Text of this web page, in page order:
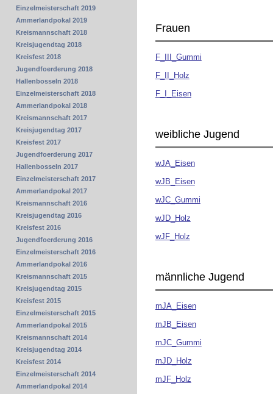
Frauen
F_III_Gummi
F_II_Holz
F_I_Eisen
weibliche Jugend
wJA_Eisen
wJB_Eisen
wJC_Gummi
wJD_Holz
wJF_Holz
männliche Jugend
mJA_Eisen
mJB_Eisen
mJC_Gummi
mJD_Holz
mJF_Holz
Einzelmeisterschaft 2019
Ammerlandpokal 2019
Kreismannschaft 2018
Kreisjugendtag 2018
Kreisfest 2018
Jugendfoerderung 2018
Hallenbosseln 2018
Einzelmeisterschaft 2018
Ammerlandpokal 2018
Kreismannschaft 2017
Kreisjugendtag 2017
Kreisfest 2017
Jugendfoerderung 2017
Hallenbosseln 2017
Einzelmeisterschaft 2017
Ammerlandpokal 2017
Kreismannschaft 2016
Kreisjugendtag 2016
Kreisfest 2016
Jugendfoerderung 2016
Einzelmeisterschaft 2016
Ammerlandpokal 2016
Kreismannschaft 2015
Kreisjugendtag 2015
Kreisfest 2015
Einzelmeisterschaft 2015
Ammerlandpokal 2015
Kreismannschaft 2014
Kreisjugendtag 2014
Kreisfest 2014
Einzelmeisterschaft 2014
Ammerlandpokal 2014